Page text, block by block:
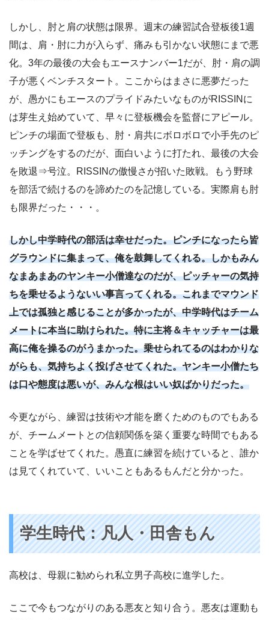
しかし、肘と肩の状態は限界。週末の練習試合登板後1週
間は、肩・肘に力が入らず、痛みも引かない状態にまで悪
化。3年の最後の大会もエースナンバー1だが、肘・肩の調
子が悪くベンチスタート。ここからはまさに悪夢だった
が、愚かにもエースのプライドみたいなものがRISSINに
は芽生え始めていて、早々に登板機会を監督にアピール。
ピンチの場面で登板も、肘・肩共にボロボロで小手先のピ
ッチングをするのだが、面白いように打たれ、最後の大会
を敗退⇒号泣。RISSINの傲慢さが招いた敗戦。もう野球
を部活で続けるのを諦めたのを記憶している。実際肩も肘
も限界だった・・・。
しかし中学時代の部活は幸せだった。ピンチになったら皆
グラウンドに集まって、俺を鼓舞してくれる。しかもみん
なまあまあのヤンキー小僧達なのだが、ピッチャーの気持
ちを乗せるようないい事言ってくれる。これまでマウンド
上では孤独と感じることが多かったが、中学時代はチーム
メートに本当に助けられた。特に主将＆キャッチャーは最
高に俺を操るのがうまかった。乗せられてるのはわかりな
がらも、気持ちよく投げさせてくれた。ヤンキー小僧たち
は口や態度は悪いが、みんな根はいい奴ばかりだった。
今更ながら、練習は技術や才能を磨くためのものでもある
が、チームメートとの信頼関係を築く重要な時間でもある
ことを学ばせてくれた。愚直に練習を続けていると、誰か
は見てくれていて、いいこともあるもんだと分かった。
学生時代：凡人・田舎もん
高校は、母親に勧められ私立男子高校に進学した。
ここで今もつながりのある悪友と知り合う。悪友は運動も